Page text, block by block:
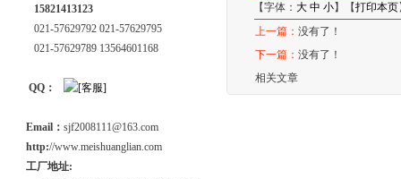
15821413123
021-57629792 021-57629795
021-57629789 13564601168
QQ：
Email： sjf2008111@163.com
http://www.meishuanglian.com
工厂地址:
【字体：大 中 小】【打印本页
上一篇：没有了！
下一篇：没有了！
相关文章